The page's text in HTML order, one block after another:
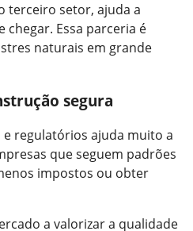
terceiro setor, ajuda a
chegar. Essa parceria é
naturais em grande
segura
e regulatórios ajuda muito a
que seguem padrões
impostos ou obter
a valorizar a qualidade